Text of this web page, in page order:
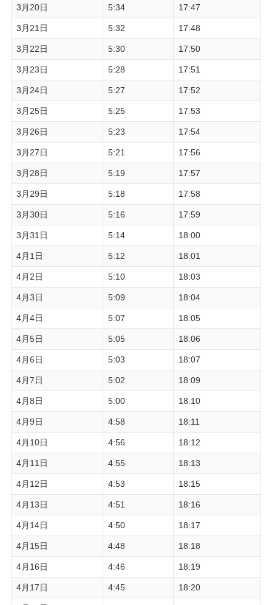
3月20日 5:34 17:47
3月21日 5:32 17:48
3月22日 5:30 17:50
3月23日 5:28 17:51
3月24日 5:27 17:52
3月25日 5:25 17:53
3月26日 5:23 17:54
3月27日 5:21 17:56
3月28日 5:19 17:57
3月29日 5:18 17:58
3月30日 5:16 17:59
3月31日 5:14 18:00
4月1日 5:12 18:01
4月2日 5:10 18:03
4月3日 5:09 18:04
4月4日 5:07 18:05
4月5日 5:05 18:06
4月6日 5:03 18:07
4月7日 5:02 18:09
4月8日 5:00 18:10
4月9日 4:58 18:11
4月10日 4:56 18:12
4月11日 4:55 18:13
4月12日 4:53 18:15
4月13日 4:51 18:16
4月14日 4:50 18:17
4月15日 4:48 18:18
4月16日 4:46 18:19
4月17日 4:45 18:20